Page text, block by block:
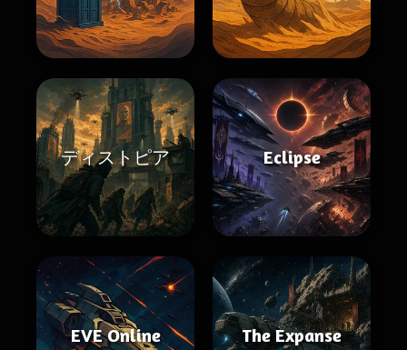
ディストピア Eclipse
EVE Online The Expanse